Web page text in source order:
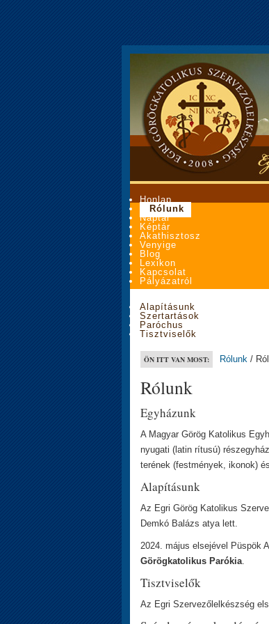
Honlap
Rólunk
Naptár
Képtár
Akathisztosz
Venyige
Blog
Lexikon
Kapcsolat
Pályázatról
Alapításunk
Szertartások
Paróchus
Tisztviselők
ÖN ITT VAN MOST: Rólunk /
Rólunk
Egyházunk
A Magyar Görög Katolikus
nyugati (latin rítusú)
terének (festmények, ikonok) és
Alapításunk
Az Egri Görög Katolikus
Demkó Balázs atya lett.
2024. május elsejével Püspök
Görögkatolikus Parókia
Tisztviselők
Az Egri Szervezőlelkészség